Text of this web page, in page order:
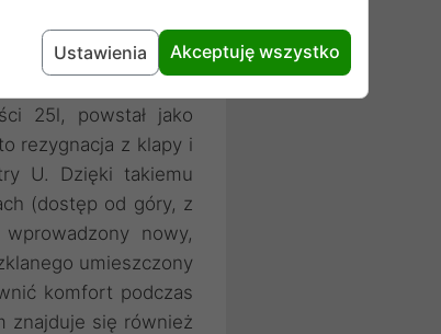
25l, powstał jako
rezygnacja z klapy i
U. Dzięki takiemu
(dostęp od góry, z
nowy,
umieszczony
komfort podczas
znajduje się również
Ustawienia Akceptuję wszystko